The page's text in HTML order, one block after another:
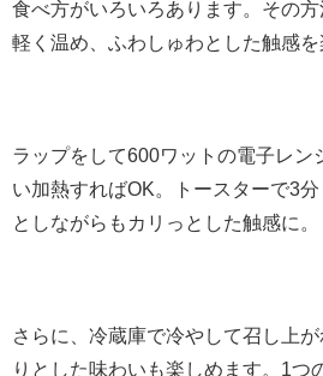
食べ方がいろいろあります。その
軽く温め、ふわしゅわとした触感を
ラップをして600ワットの電子レン
い加熱すればOK。トースターで3
としながらもカリっとした触感に。
さらに、冷蔵庫で冷やして召し上
りとした味わいも楽しめます。1つ